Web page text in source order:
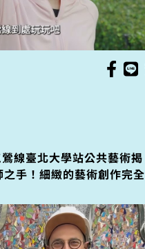
線臺北大學站公共藝術揭
手！細緻的藝術創作完全